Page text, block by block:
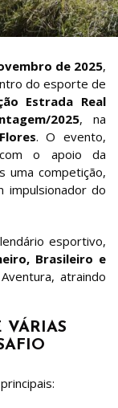
de 2025,
do esporte de
Estrada Real
2025, na
. O evento,
o apoio da
uma competição,
impulsionador do
esportivo,
Brasileiro e
atraindo
VÁRIAS